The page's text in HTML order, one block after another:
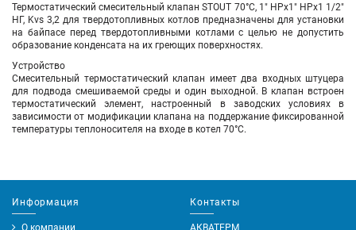
Термостатический смесительный клапан STOUT 70°C, 1" НРх1" НРх1 1/2"
НГ, Kvs 3,2 для твердотопливных котлов предназначены для установки
на байпасе перед твердотопливными котлами с целью не допустить
образование конденсата на их греющих поверхностях.
Устройство
Смесительный термостатический клапан имеет два входных штуцера
для подвода смешиваемой среды и один выходной. В клапан встроен
термостатический элемент, настроенный в заводских условиях в
зависимости от модификации клапана на поддержание фиксированной
температуры теплоносителя на входе в котел 70°C.
Информация Контакты